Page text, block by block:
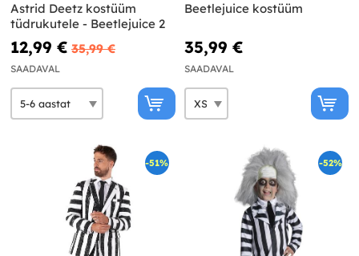
Astrid Deetz kostüüm
tüdrukutele - Beetlejuice 2
12,99 € 35,99 €
SAADAVAL
Beetlejuice kostüüm
35,99 €
SAADAVAL
-51% -52%